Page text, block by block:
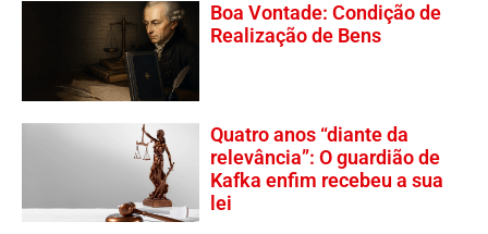
Boa Vontade: Condição de
Realização de Bens
Quatro anos “diante da
relevância”: O guardião de
Kafka enfim recebeu a sua
lei